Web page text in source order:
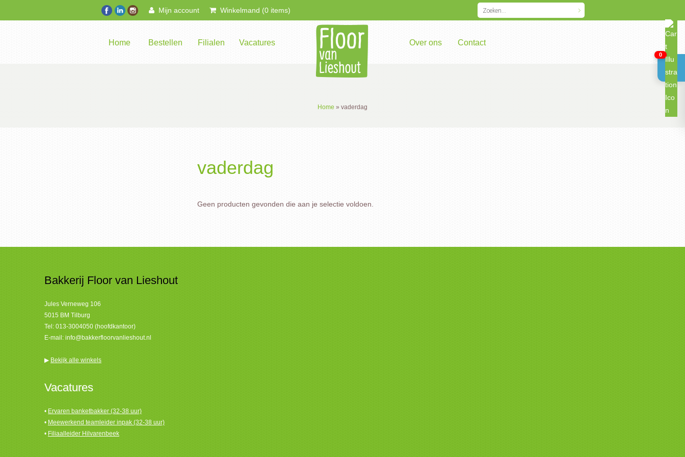
Mijn account Winkelmand (0 items)
Home Bestellen Filialen Vacatures Over ons Contact
Home » vaderdag
vaderdag
Geen producten gevonden die aan je selectie voldoen.
Bakkerij Floor van Lieshout
Jules Verneweg 106
5015 BM Tilburg
Tel: 013-3004050 (hoofdkantoor)
E-mail: info@bakkerfloorvanlieshout.nl
▶ Bekijk alle winkels
Vacatures
• Ervaren banketbakker (32-38 uur)
• Meewerkend teamleider inpak (32-38 uur)
• Filiaalleider Hilvarenbeek
0